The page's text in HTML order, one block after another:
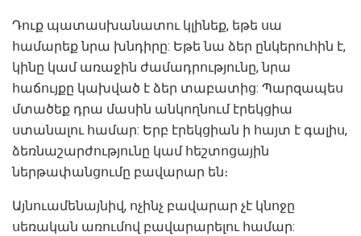
Դուք պատասխանատու կլինեք, եթե սա
համարեք նրա խնդիրը: Եթե նա ձեր ընկերուհին է,
կինը կամ առաջին ժամադրությունը, նրա
հաճույքը կախված է ձեր տաբատից: Պարզապես
մտածեք դրա մասին անկողնում էրեկցիա
ստանալու համար: Երբ էրեկցիան ի հայտ է գալիս,
ձեռնաշարժությունը կամ հեշտոցային
ներթափանցումը բավարար են։
Այնուամենայնիվ, ոչինչ բավարար չէ կնոջը
սեռական առումով բավարարելու համար: